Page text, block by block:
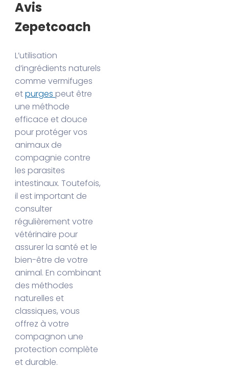
Avis
Zepetcoach
L’utilisation
d’ingrédients naturels
comme vermifuges
etpurges peut être
une méthode
efficace et douce
pour protéger vos
animaux de
compagnie contre
les parasites
intestinaux. Toutefois,
il est important de
consulter
régulièrement votre
vétérinaire pour
assurer la santé et le
bien-être de votre
animal. En combinant
des méthodes
naturelles et
classiques, vous
offrez à votre
compagnon une
protection complète
et durable.